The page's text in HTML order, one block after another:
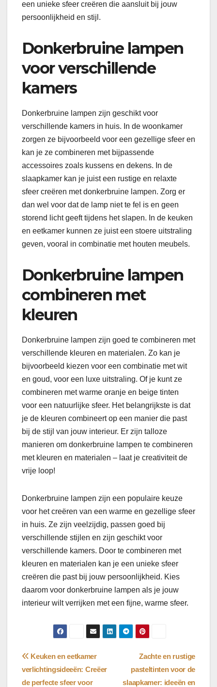
een unieke sfeer creëren die aansluit bij jouw
persoonlijkheid en stijl.
Donkerbruine lampen
voor verschillende
kamers
Donkerbruine lampen zijn geschikt voor
verschillende kamers in huis. In de woonkamer
zorgen ze bijvoorbeeld voor een gezellige sfeer en
kan je ze combineren met bijpassende
accessoires zoals kussens en dekens. In de
slaapkamer kan je juist een rustige en relaxte
sfeer creëren met donkerbruine lampen. Zorg er
dan wel voor dat de lamp niet te fel is en geen
storend licht geeft tijdens het slapen. In de keuken
en eetkamer kunnen ze juist een stoere uitstraling
geven, vooral in combinatie met houten meubels.
Donkerbruine lampen
combineren met
kleuren
Donkerbruine lampen zijn goed te combineren met
verschillende kleuren en materialen. Zo kan je
bijvoorbeeld kiezen voor een combinatie met wit
en goud, voor een luxe uitstraling. Of je kunt ze
combineren met warme oranje en beige tinten
voor een natuurlijke sfeer. Het belangrijkste is dat
je de kleuren combineert op een manier die past
bij de stijl van jouw interieur. Er zijn talloze
manieren om donkerbruine lampen te combineren
met kleuren en materialen – laat je creativiteit de
vrije loop!
Donkerbruine lampen zijn een populaire keuze
voor het creëren van een warme en gezellige sfeer
in huis. Ze zijn veelzijdig, passen goed bij
verschillende stijlen en zijn geschikt voor
verschillende kamers. Door te combineren met
kleuren en materialen kan je een unieke sfeer
creëren die past bij jouw persoonlijkheid. Kies
daarom voor donkerbruine lampen als je jouw
interieur wilt verrijken met een fijne, warme sfeer.
Bericht
navigatie
Zachte en rustige
pasteltinten voor de
slaapkamer: ideeën en
Keuken en eetkamer
verlichtingsideeën: Creëer
de perfecte sfeer voor